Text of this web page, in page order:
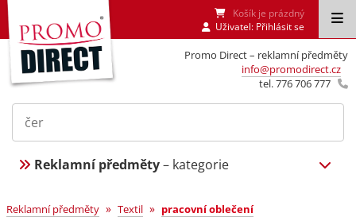
Promo Direct – reklamní předměty
info@promodirect.cz
tel. 776 706 777
Košík je prázdný
Uživatel: Přihlásit se
Reklamní předměty– kategorie
Reklamní předměty » Textil » pracovní oblečení